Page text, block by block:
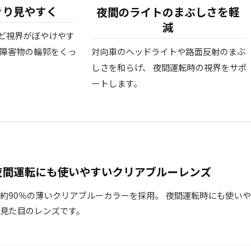
見やすく
視界がぼやけやす
害物の輪郭をくっ
夜間のライトのまぶしさを軽
減
対向車のヘッドライトや路面反射のまぶ
しさを和らげ、 夜間運転時の視界をサポ
ートします。
運転にも使いやすいクリアブルーレンズ
90％の薄いクリアブルーカラーを採用。 夜間運転時にも使いや
た目のレンズです。